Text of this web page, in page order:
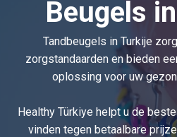
e
Beugels
Tandbeugels in Turkije
zorgstandaarden en bieden
oplossing voor uw
Healthy Türkiye helpt u de
vinden tegen betaalbare